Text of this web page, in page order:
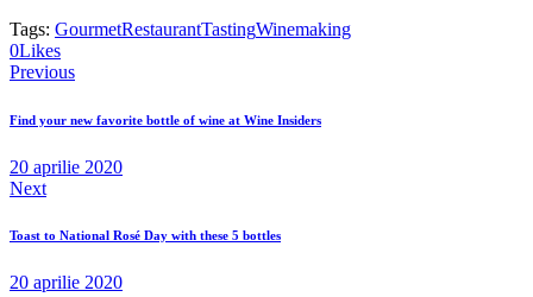
Tags: GourmetRestaurantTastingWinemaking
0Likes
Navigare
în
Previous
Find your new favorite bottle of wine at Wine Insiders
20 aprilie 2020
Next
Toast to National Rosé Day with these 5 bottles
20 aprilie 2020